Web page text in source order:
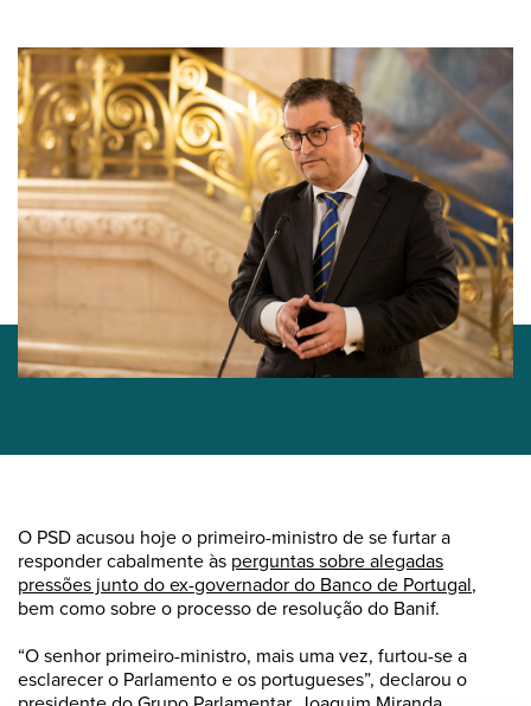
O PSD acusou hoje o primeiro-ministro de se furtar a
responder cabalmente às perguntas sobre alegadas
pressões junto do ex-governador do Banco de Portugal,
bem como sobre o processo de resolução do Banif.
“O senhor primeiro-ministro, mais uma vez, furtou-se a
esclarecer o Parlamento e os portugueses”, declarou o